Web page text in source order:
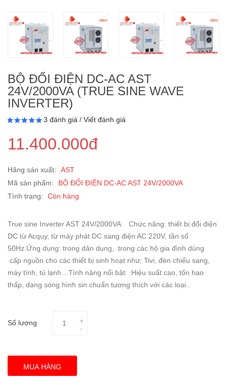
BỘ ĐỔI ĐIỆN DC-AC AST
24V/2000VA (TRUE SINE WAVE
INVERTER)
3 đánh giá / Viết đánh giá
11.400.000đ
Hãng sản xuất:
AST
Mã sản phẩm:
BỘ ĐỔI ĐIỆN DC-AC AST 24V/2000VA
Tình trạng:
Còn hàng
True sine Inverter AST 24V/2000VA Chức năng: thiết bị đổi điện
DC từ Acquy, từ máy phát DC sang điện AC 220V, tần số
50Hz.Ứng dụng: trong dân dụng, trong các hộ gia đình dùng
cấp nguồn cho các thiết bị sinh hoạt như: Tivi, đèn chiếu sang,
máy tính, tủ lạnh…Tính năng nổi bật: Hiệu suất cao, tổn hao
thấp, dạng sóng hình sin chuẩn tương thích với các loại..
Số lượng
MUA HÀNG